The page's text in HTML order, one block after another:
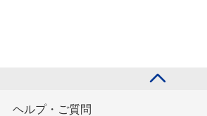
ヘルプ・ご質問